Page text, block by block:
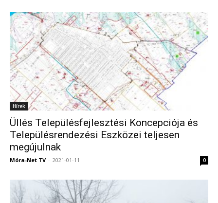
Hírek
Üllés Településfejlesztési Koncepciója és
Településrendezési Eszközei teljesen
megújulnak
Móra-Net TV - 2021-01-11 0